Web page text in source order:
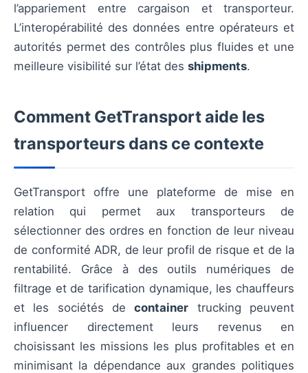
l’appariement entre cargaison et transporteur.
L’interopérabilité des données entre opérateurs et
autorités permet des contrôles plus fluides et une
meilleure visibilité sur l’état des shipments.
Comment GetTransport aide les
transporteurs dans ce contexte
GetTransport offre une plateforme de mise en
relation qui permet aux transporteurs de
sélectionner des ordres en fonction de leur niveau
de conformité ADR, de leur profil de risque et de la
rentabilité. Grâce à des outils numériques de
filtrage et de tarification dynamique, les chauffeurs
et les sociétés decontainer trucking peuvent
influencer directement leurs revenus en
choisissant les missions les plus profitables et en
minimisant la dépendance aux grandes politiques